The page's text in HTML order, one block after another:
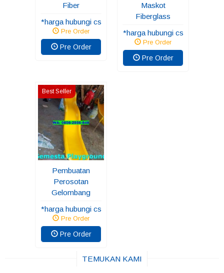
Fiber
*harga hubungi cs
Pre Order
Pre Order
Maskot
Fiberglass
*harga hubungi cs
Pre Order
Pre Order
Best Seller
Pembuatan
Perosotan
Gelombang
*harga hubungi cs
Pre Order
Pre Order
TEMUKAN KAMI